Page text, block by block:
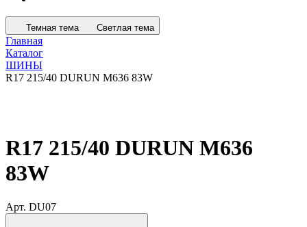
Темная тема Светлая тема
Главная
Каталог
ШИНЫ
R17 215/40 DURUN M636 83W
R17 215/40 DURUN M636
83W
Арт. DU07